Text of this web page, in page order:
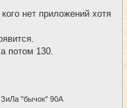
нет приложений хотя
потом 130.
ЗиЛа "бычок" 90А